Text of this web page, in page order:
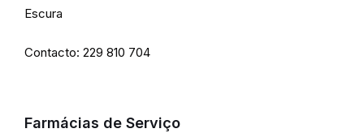
Escura
Contacto: 229 810 704
Farmácias de Serviço